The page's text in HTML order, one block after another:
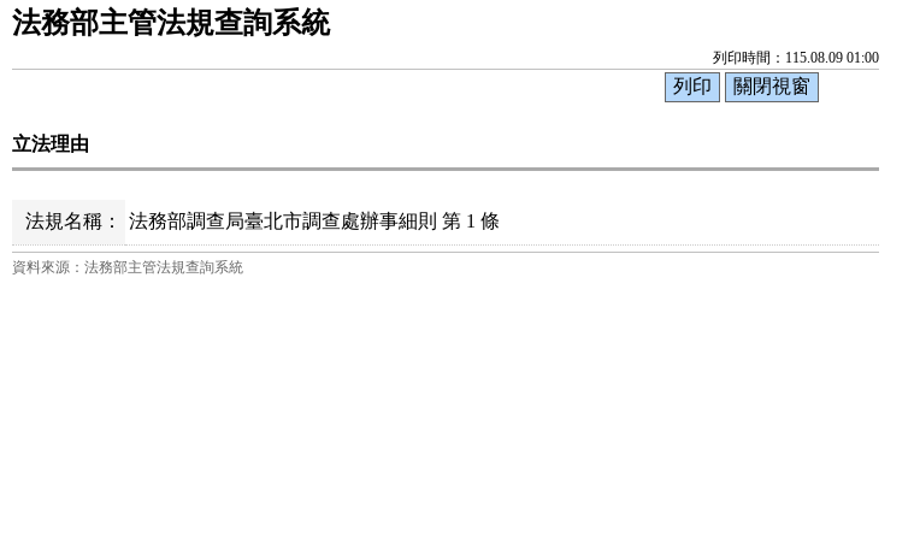
法務部主管法規查詢系統
列印時間：115.08.09 01:00
立法理由
法規名稱： 法務部調查局臺北市調查處辦事細則 第 1 條
資料來源：法務部主管法規查詢系統